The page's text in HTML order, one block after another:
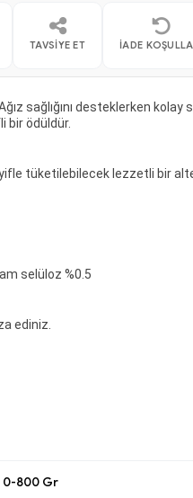
TAVSIYE ET İADE
sağlığını desteklerken
bir ödüldür.
tüketilebilecek lezzetli bir
selüloz %0.5
ediniz.
0-800 Gr